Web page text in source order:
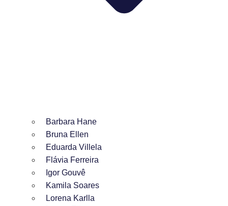
Barbara Hane
Bruna Ellen
Eduarda Villela
Flávia Ferreira
Igor Gouvê
Kamila Soares
Lorena Karlla